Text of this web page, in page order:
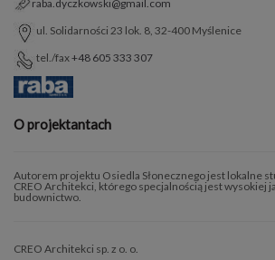
raba.dyczkowski@gmail.com
ul. Solidarności 23 lok. 8, 32-400 Myślenice
tel./fax+48 605 333 307
O projektantach
Autorem projektu Osiedla Słonecznego jest lokalne
CREO Architekci, którego specjalnością jest wysokiej
budownictwo.
CREO Architekci sp. z o. o.